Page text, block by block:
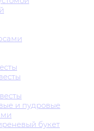
и пудровые
букет